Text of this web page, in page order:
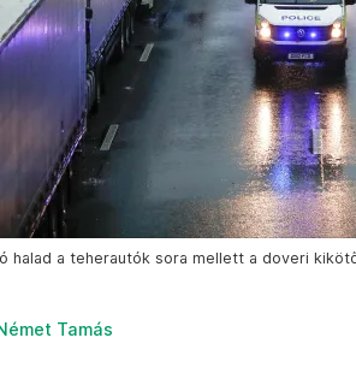
halad a teherautók sora mellett a doveri
Tamás